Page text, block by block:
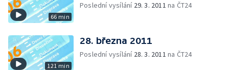
66 min
Poslední vysílání 29. 3. 2011 na ČT24
121 min
28. března 2011
Poslední vysílání 28. 3. 2011 na ČT24